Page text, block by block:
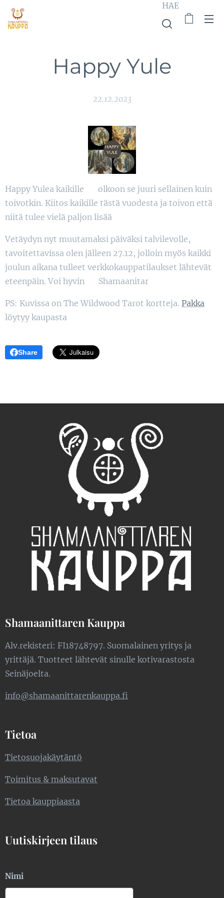
HAE
Happy Yule
22.12.2023
Happy Yulea kaikille ❤ olkoon se juuri sellainen kuin
toivotkin. Kiitos kaikille tästä vuodesta ja toivon että
niitä tulee vielä paljon lisää🌟
Vetäydyn nyt muutamaksi päiväksi talvilevolle,
tavoitettavissa olen jälleen 27.12, jolloin myös kaikki
joulun aikana tulleet verkkokauppatilaukset lähtevät
eteenpäin. Voi hyvin 🥰 Shamaanitar
PS: Kuvissa on The Wildwood Tarot kortteja. Pakka
löytyy kaupasta 😁
Share
Shamaanittaren Kauppa
Alv.rekisteri: FI18748797. Suomalainen yritys ja
yrittäjä. Tuotteet lähtevät sinulle kotivarastosta
Seinäjoelta.
info@shamaanittarenkauppa.fi
Tietoa
Tietosuojakäytäntö
Toimitus & maksutavat
Tietoa kauppiaasta
Uutiskirjeen tilaus
Nimi